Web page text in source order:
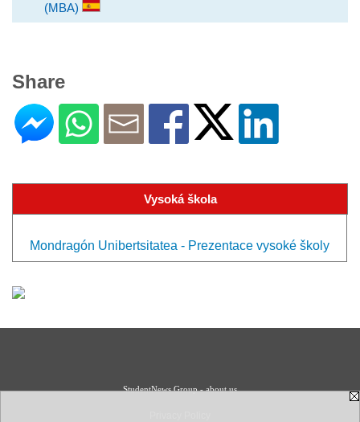
(MBA)
Share
Vysoká škola
Mondragón Unibertsitatea - Prezentace vysoké školy
StudentNews Group - about us